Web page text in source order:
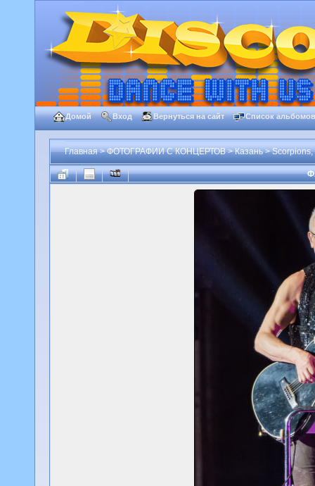
Домой Вход Вернуться на сайт Список альбомов
Главная>ФОТОГРАФИИ С КОНЦЕРТОВ>Казань>